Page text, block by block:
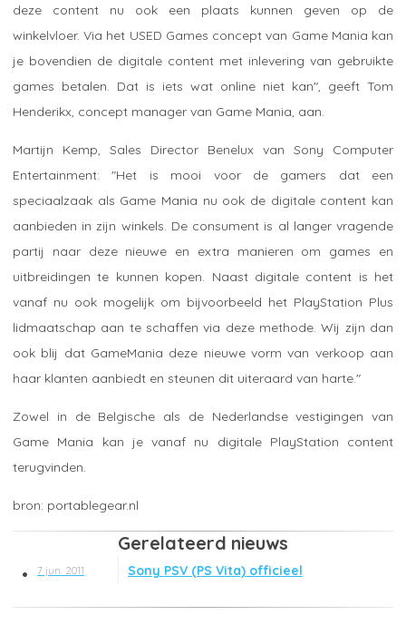
deze content nu ook een plaats kunnen geven op de
winkelvloer. Via het USED Games concept van Game Mania kan
je bovendien de digitale content met inlevering van gebruikte
games betalen. Dat is iets wat online niet kan", geeft Tom
Henderikx, concept manager van Game Mania, aan.
Martijn Kemp, Sales Director Benelux van Sony Computer
Entertainment: "Het is mooi voor de gamers dat een
speciaalzaak als Game Mania nu ook de digitale content kan
aanbieden in zijn winkels. De consument is al langer vragende
partij naar deze nieuwe en extra manieren om games en
uitbreidingen te kunnen kopen. Naast digitale content is het
vanaf nu ook mogelijk om bijvoorbeeld het PlayStation Plus
lidmaatschap aan te schaffen via deze methode. Wij zijn dan
ook blij dat GameMania deze nieuwe vorm van verkoop aan
haar klanten aanbiedt en steunen dit uiteraard van harte."
Zowel in de Belgische als de Nederlandse vestigingen van
Game Mania kan je vanaf nu digitale PlayStation content
terugvinden.
portablegear.nl
Gerelateerd nieuws
7 jun. 2011 Sony PSV (PS Vita) officieel